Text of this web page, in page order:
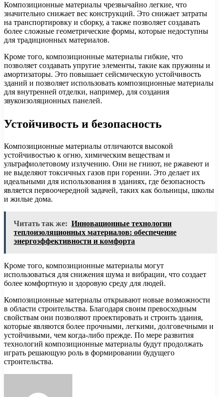
Композиционные материалы чрезвычайно легкие, что
значительно снижает вес конструкций. Это снижает затраты
на транспортировку и сборку, а также позволяет создавать
более сложные геометрические формы, которые недоступны
для традиционных материалов.
Кроме того, композиционные материалы гибкие, что
позволяет создавать упругие элементы, такие как пружины и
амортизаторы. Это повышает сейсмическую устойчивость
зданий и позволяет использовать композиционные материалы
для внутренней отделки, например, для создания
звукоизоляционных панелей.
Устойчивость и безопасность
Композиционные материалы отличаются высокой
устойчивостью к огню, химическим веществам и
ультрафиолетовому излучению. Они не гниют, не ржавеют и
не выделяют токсичных газов при горении. Это делает их
идеальными для использования в зданиях, где безопасность
является первоочередной задачей, таких как больницы, школы
и жилые дома.
Читать так же: Инновационные технологии
теплоизоляционных материалов: обеспечение
энергоэффективности и комфорта
Кроме того, композиционные материалы могут
использоваться для снижения шума и вибрации, что создает
более комфортную и здоровую среду для людей.
Композиционные материалы открывают новые возможности
в области строительства. Благодаря своим превосходным
свойствам они позволяют проектировать и строить здания,
которые являются более прочными, легкими, долговечными и
устойчивыми, чем когда-либо прежде. По мере развития
технологий композиционные материалы будут продолжать
играть решающую роль в формировании будущего
строительства.